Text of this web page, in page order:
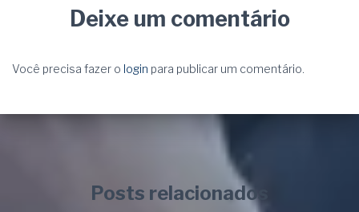
Deixe um comentário
Você precisa fazer o login para publicar um comentário.
Posts relacionados